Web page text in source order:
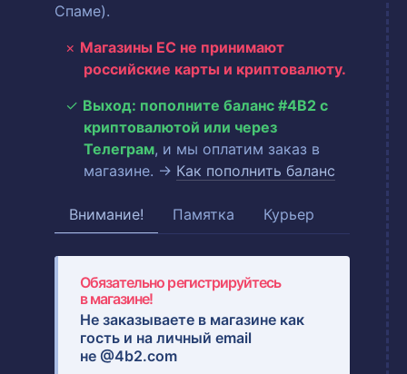
Спаме).
Магазины ЕС не принимают
российские карты и криптовалюту.
Выход: пополните баланс #4B2 с
криптовалютой или через
Телеграм, и мы оплатим заказ в
магазине. → Как пополнить баланс
Внимание! Памятка Курьер
Обязательно регистрируйтесь
в магазине!
Не заказываете в магазине как
гость и на личный email
не @4b2.com